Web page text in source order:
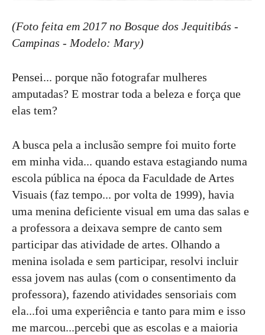
(Foto feita em 2017 no Bosque dos Jequitibás -
Campinas - Modelo: Mary)
Pensei... porque não fotografar mulheres
amputadas? E mostrar toda a beleza e força que
elas tem?
A busca pela a inclusão sempre foi muito forte
em minha vida... quando estava estagiando numa
escola pública na época da Faculdade de Artes
Visuais (faz tempo... por volta de 1999), havia
uma menina deficiente visual em uma das salas e
a professora a deixava sempre de canto sem
participar das atividade de artes. Olhando a
menina isolada e sem participar, resolvi incluir
essa jovem nas aulas (com o consentimento da
professora), fazendo atividades sensoriais com
ela...foi uma experiência e tanto para mim e isso
me marcou...percebi que as escolas e a maioria